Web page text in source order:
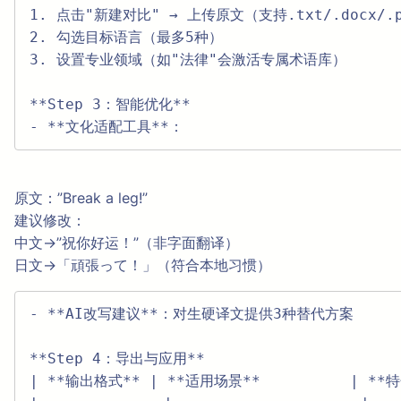
1. 点击"新建对比" → 上传原文（支持.txt/.docx/
2. 勾选目标语言（最多5种）
3. 设置专业领域（如"法律"会激活专属术语库）
**Step 3：智能优化**
- **文化适配工具**：
原文：”Break a leg!”
建议修改：
中文→”祝你好运！”（非字面翻译）
日文→「頑張って！」（符合本地习惯）
- **AI改写建议**：对生硬译文提供3种替代方案
**Step 4：导出与应用**
| **输出格式** | **适用场景**          |